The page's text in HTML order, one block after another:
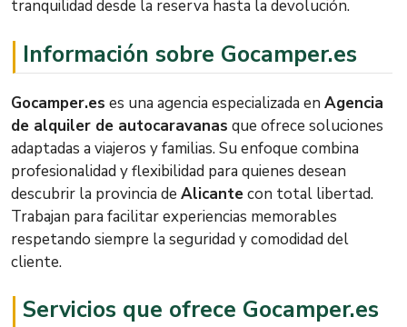
tranquilidad desde la reserva hasta la devolución.
Información sobre Gocamper.es
Gocamper.es es una agencia especializada en Agencia
de alquiler de autocaravanas que ofrece soluciones
adaptadas a viajeros y familias. Su enfoque combina
profesionalidad y flexibilidad para quienes desean
descubrir la provincia de Alicantecon total libertad.
Trabajan para facilitar experiencias memorables
respetando siempre la seguridad y comodidad del
cliente.
Servicios que ofrece Gocamper.es